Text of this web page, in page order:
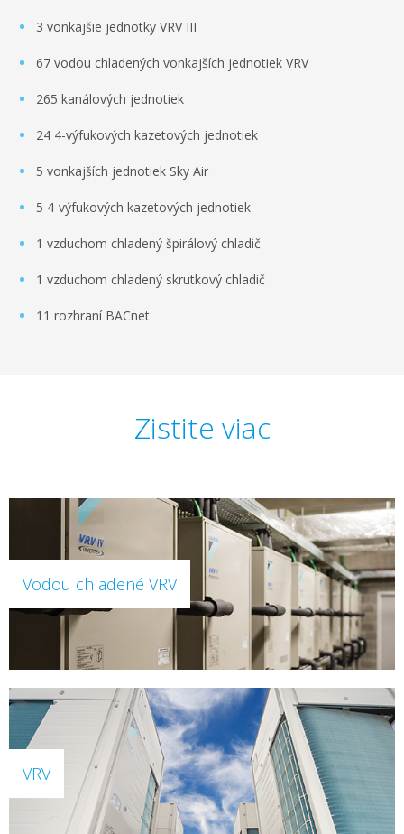
3 vonkajšie jednotky VRV III
67 vodou chladených vonkajších jednotiek VRV
265 kanálových jednotiek
24 4-výfukových kazetových jednotiek
5 vonkajších jednotiek Sky Air
5 4-výfukových kazetových jednotiek
1 vzduchom chladený špirálový chladič
1 vzduchom chladený skrutkový chladič
11 rozhraní BACnet
Zistite viac
Vodou chladené VRV
VRV